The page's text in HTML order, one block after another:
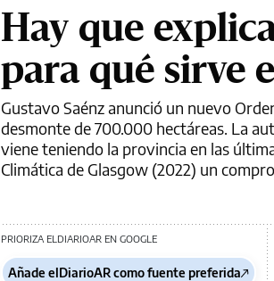
Hay que
para qué sirve
Gustavo Saénz anunció un nuevo
desmonte de 700.000 hectáreas. La
viene teniendo la provincia en las
Climática de Glasgow (2022) un
PRIORIZA ELDIARIOAR EN GOOGLE
Añade elDiarioAR como fuente preferida